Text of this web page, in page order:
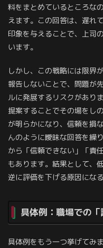
料をまとめているところな
えます。この回答は、遅れ
印象を与えることで、上司
います。
しかし、この戦略には限界
報告しないことで、問題が
ルに発展するリスクがあり
提案することでその場をし
が明らかになり、信頼を損
んのように曖昧な回答を繰
から「信頼できない」「責
もあります。結果として、
逆に評価を下げる原因になる
具体例：職場での
具体例をもう一つ挙げてみ